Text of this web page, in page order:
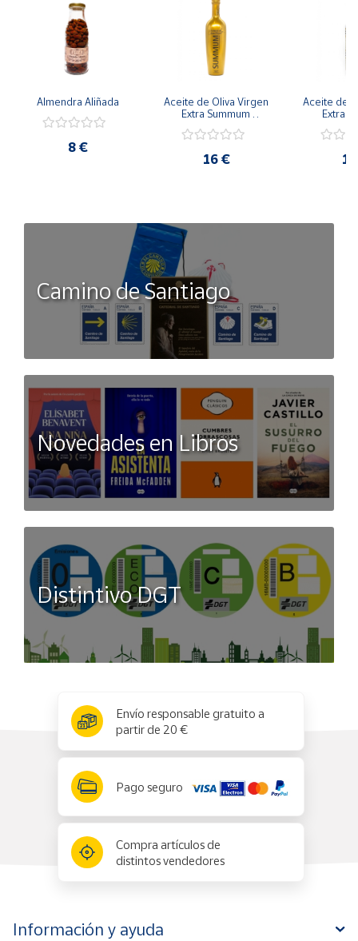
-Mermelada de Cava Brut Nature
Tarritos de 40gr.
Sin Gluten
Almendra Aliñada
8 €
Aceite de Oliva Virgen
Extra Summum
Rosell
16 €
Aceite de
Extra
Camino de Santiago
Novedades en Libros
Distintivo DGT
Envío responsable gratuito a
partir de 20 €
Pago seguro
Compra artículos de
distintos vendedores
Información y ayuda